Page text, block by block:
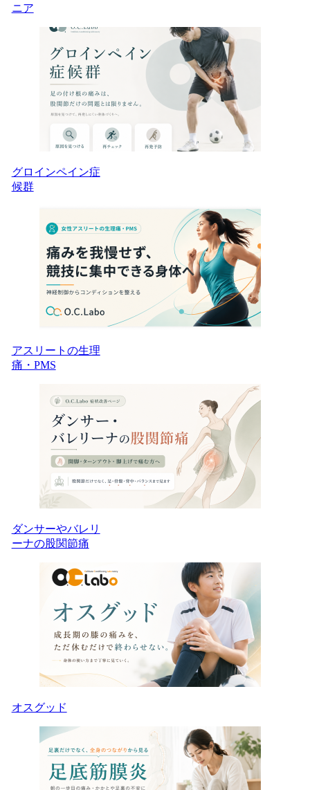
ニア
グロインペイン症
候群
アスリートの生理
痛・PMS
ダンサーやバレリ
ーナの股関節痛
オスグッド